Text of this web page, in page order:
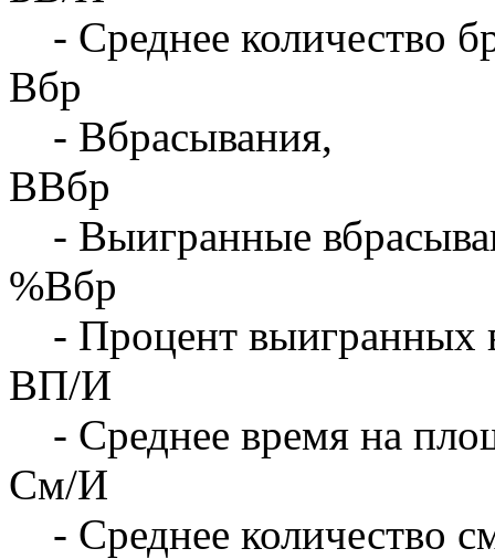
- Среднее количество
Вбр
- Вбрасывания,
ВВбр
- Выигранные
%Вбр
- Процент выигранных
ВП/И
- Среднее время на
См/И
- Среднее количество